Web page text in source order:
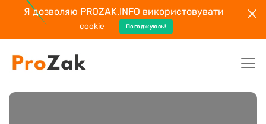
Я дозволяю PROZAK.INFO використовувати
cookie Погоджуюсь!